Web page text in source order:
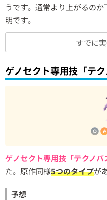
うです。通常より上がるの
明です。
すでに
ゲノセクト専用技「テ
ゲノセクト専用技「テクノバ
た。原作同様5つのタイプが
予想